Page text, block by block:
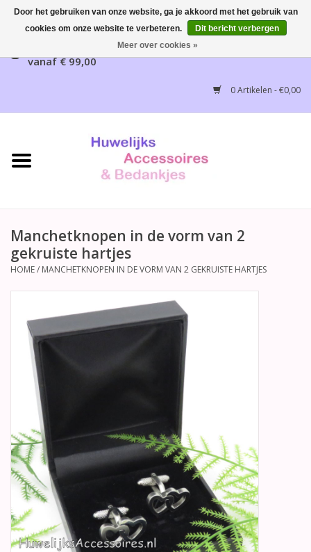
Gratis verzending mogelijk, NL vanaf € 65,00, België
vanaf € 99,00
0 Artikelen - €0,00
Home
Bruidsaccessoires
Huwelijksreceptie
Betty Boop Huwelijk
Jubileum
Geboorte, Doop en
Communie
SALE
Manchetknopen in de vorm van 2
gekruiste hartjes
HOME/ MANCHETKNOPEN IN DE VORM VAN 2 GEKRUISTE HARTJES
Door het gebruiken van onze website, ga je akkoord met het gebruik van
cookies om onze website te verbeteren.
Dit bericht verbergen
Meer over cookies »